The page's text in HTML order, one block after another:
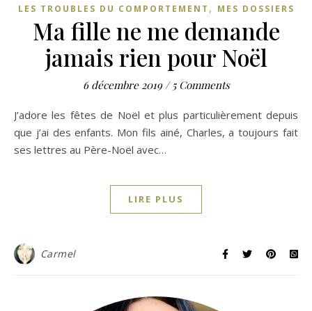
LES TROUBLES DU COMPORTEMENT , MES DOSSIERS
Ma fille ne me demande
jamais rien pour Noël
6 décembre 2019 / 5 Comments
J’adore les fêtes de Noël et plus particulièrement depuis
que j’ai des enfants. Mon fils ainé, Charles, a toujours fait
ses lettres au Père-Noël avec…
LIRE PLUS
Carmel